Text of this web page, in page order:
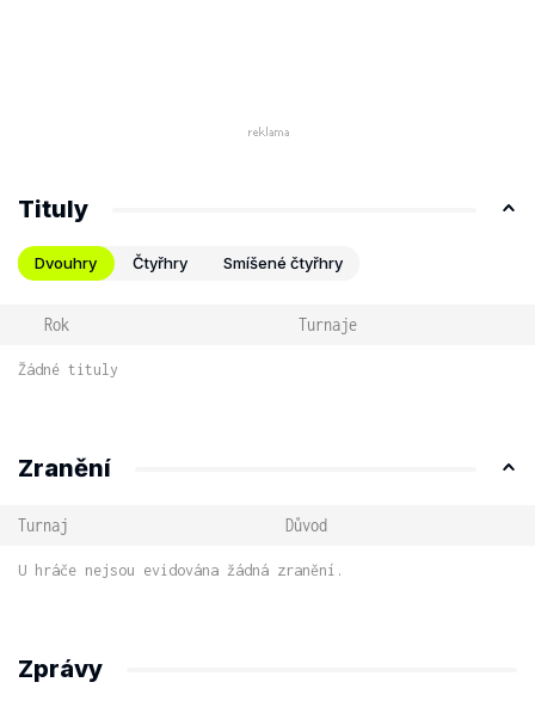
Tituly
Dvouhry Čtyřhry Smíšené čtyřhry
Rok Turnaje
Žádné tituly
Zranění
Turnaj Důvod
U hráče nejsou evidována žádná zranění.
Zprávy